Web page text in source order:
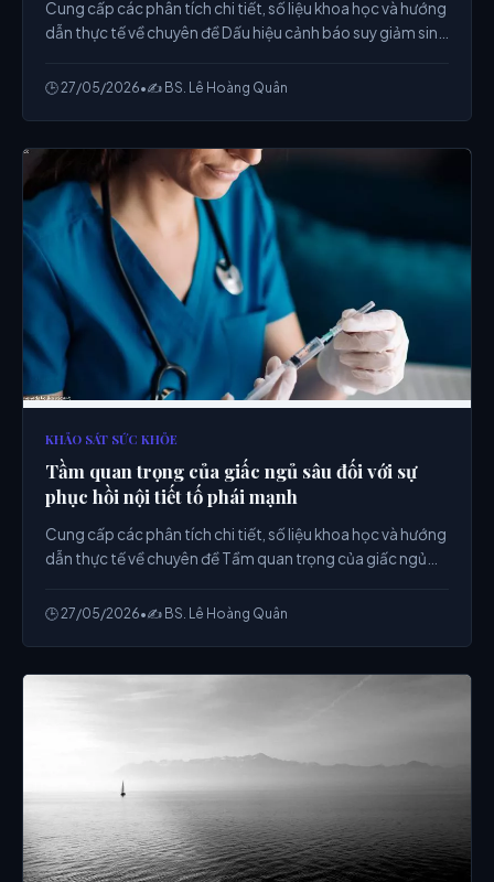
Cung cấp các phân tích chi tiết, số liệu khoa học và hướng
dẫn thực tế về chuyên đề Dấu hiệu cảnh báo suy giảm sinh
🕒 27/05/2026•✍️ BS. Lê Hoàng Quân
KHẢO SÁT SỨC KHỎE
Tầm quan trọng của giấc ngủ sâu đối với sự
phục hồi nội tiết tố phái mạnh
Cung cấp các phân tích chi tiết, số liệu khoa học và hướng
dẫn thực tế về chuyên đề Tầm quan trọng của giấc ngủ
🕒 27/05/2026•✍️ BS. Lê Hoàng Quân